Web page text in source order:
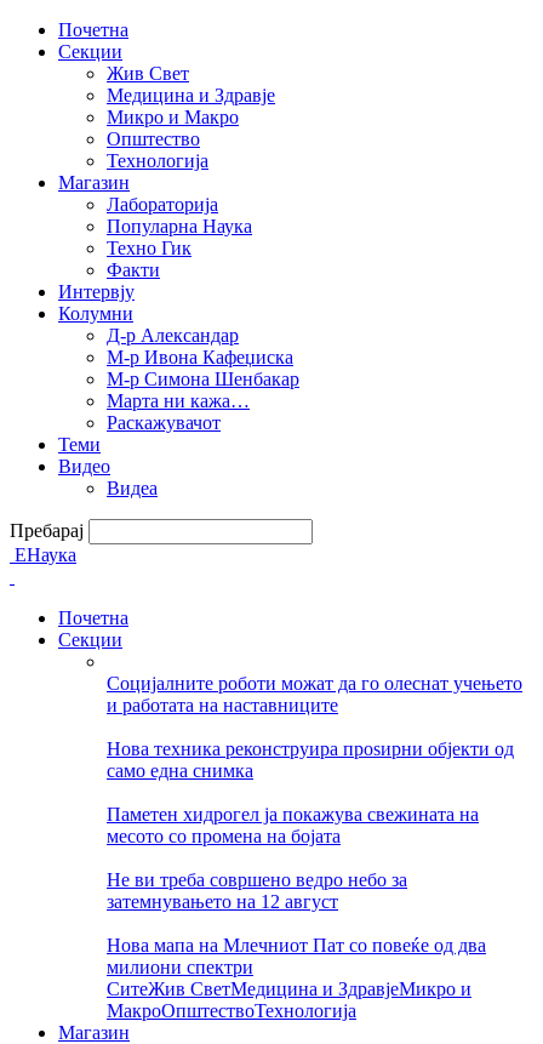
Почетна
Секции
Жив Свет
Медицина и Здравје
Микро и Макро
Општество
Технологија
Магазин
Лабораторија
Популарна Наука
Техно Гик
Факти
Интервју
Колумни
Д-р Александар
М-р Ивона Кафеџиска
М-р Симона Шенбакар
Марта ни кажа…
Раскажувачот
Теми
Видео
Видеа
Пребарај
ЕНаука
Почетна
Секции
Социјалните роботи можат да го олеснат учењето
и работата на наставниците
Нова техника реконструира проѕирни објекти од
само една снимка
Паметен хидрогел ја покажува свежината на
месото со промена на бојата
Не ви треба совршено ведро небо за
затемнувањето на 12 август
Нова мапа на Млечниот Пат со повеќе од два
милиони спектри
СитеЖив СветМедицина и ЗдравјеМикро и
МакроОпштествоТехнологија
Магазин